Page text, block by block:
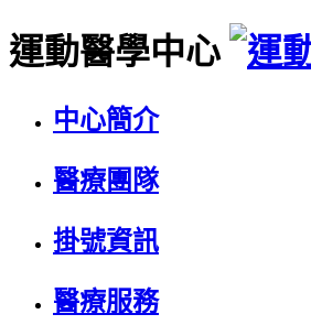
運動醫學中心
中心簡介
醫療團隊
掛號資訊
醫療服務